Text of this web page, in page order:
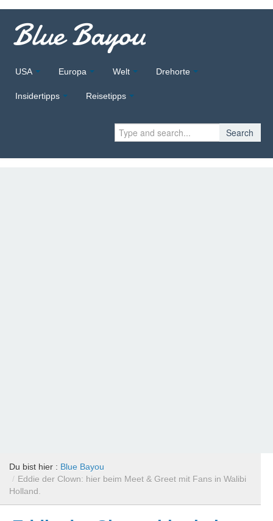
Blue Bayou
USA Europa Welt Drehorte
Insidertipps Reisetipps
Search
Du bist hier : Blue Bayou
/ Eddie der Clown: hier beim Meet & Greet mit Fans in Walibi
Holland.